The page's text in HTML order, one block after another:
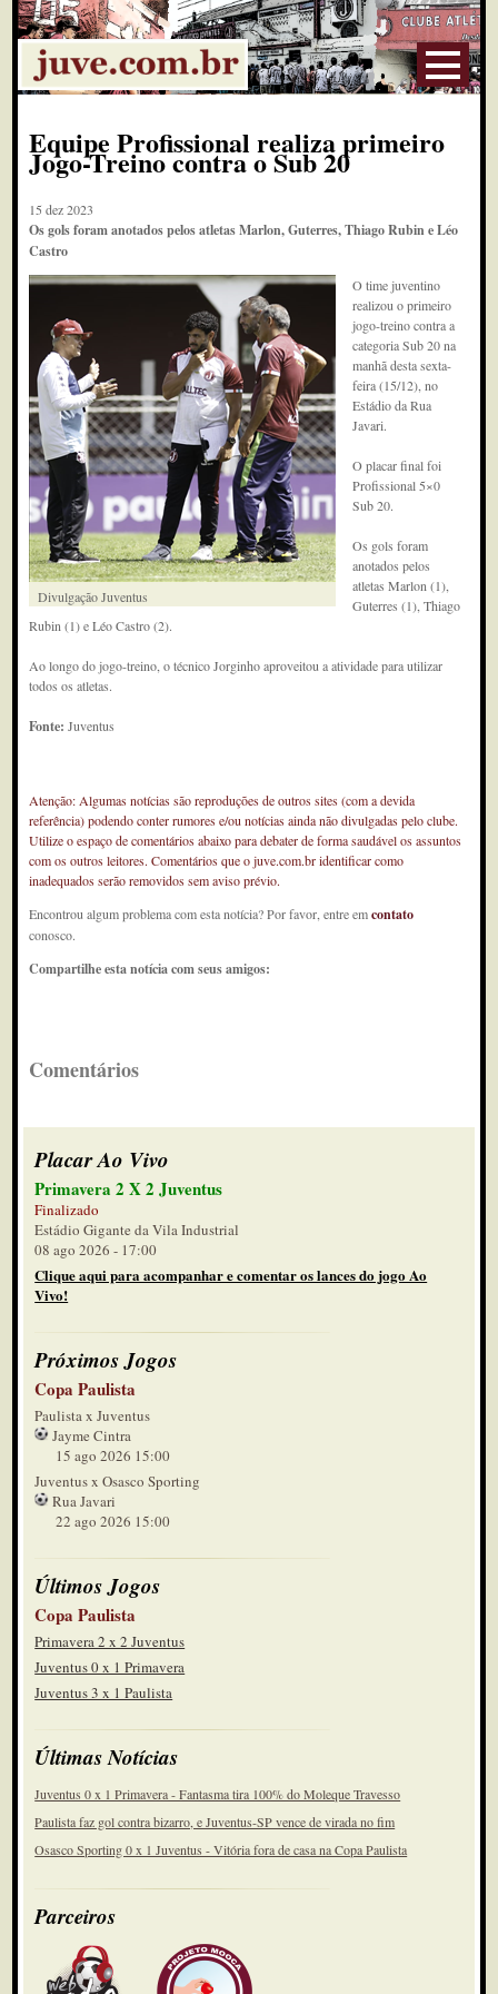
Equipe Profissional realiza primeiro
Jogo-Treino contra o Sub 20
15 dez 2023
Os gols foram anotados pelos atletas Marlon, Guterres, Thiago Rubin e Léo
Castro
Divulgação Juventus
O time juventino
realizou o primeiro
jogo-treino contra a
categoria Sub 20 na
manhã desta sexta-
feira (15/12), no
Estádio da Rua
Javari.
O placar final foi
Profissional 5×0
Sub 20.
Os gols foram
anotados pelos
atletas Marlon (1),
Guterres (1), Thiago
Rubin (1) e Léo Castro (2).
Ao longo do jogo-treino, o técnico Jorginho aproveitou a atividade para utilizar
todos os atletas.
Fonte:Juventus
Atenção: Algumas notícias são reproduções de outros sites (com a devida
referência) podendo conter rumores e/ou notícias ainda não divulgadas pelo clube.
Utilize o espaço de comentários abaixo para debater de forma saudável os assuntos
com os outros leitores. Comentários que o juve.com.br identificar como
inadequados serão removidos sem aviso prévio.
Encontrou algum problema com esta notícia? Por favor, entre emcontato
conosco.
Compartilhe esta notícia com seus amigos:
Comentários
Placar Ao Vivo
Primavera 2 X 2 Juventus
Finalizado
Estádio Gigante da Vila Industrial
08 ago 2026 - 17:00
Clique aqui para acompanhar e comentar os lances do jogo Ao
Vivo!
Próximos Jogos
Copa Paulista
Paulista x Juventus
Jayme Cintra
15 ago 2026 15:00
Juventus x Osasco Sporting
Rua Javari
22 ago 2026 15:00
Últimos Jogos
Copa Paulista
Primavera 2 x 2 Juventus
Juventus 0 x 1 Primavera
Juventus 3 x 1 Paulista
Últimas Notícias
Juventus 0 x 1 Primavera - Fantasma tira 100% do Moleque Travesso
Paulista faz gol contra bizarro, e Juventus-SP vence de virada no fim
Osasco Sporting 0 x 1 Juventus - Vitória fora de casa na Copa Paulista
Parceiros